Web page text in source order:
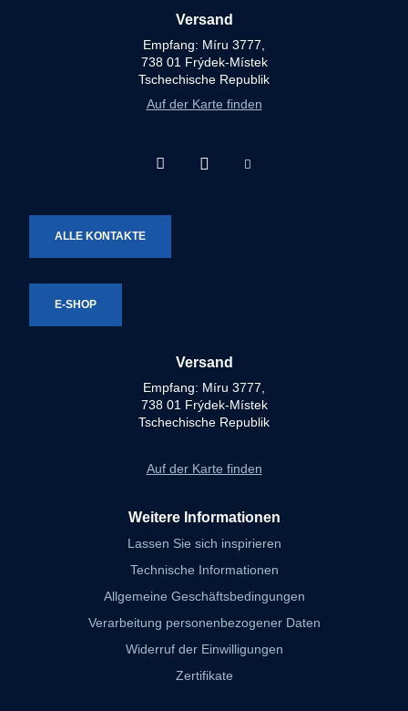
Versand
Empfang: Míru 3777,
738 01 Frýdek-Místek
Tschechische Republik
Auf der Karte finden
ALLE KONTAKTE
E-SHOP
Versand
Empfang: Míru 3777,
738 01 Frýdek-Místek
Tschechische Republik
Auf der Karte finden
Weitere Informationen
Lassen Sie sich inspirieren
Technische Informationen
Allgemeine Geschäftsbedingungen
Verarbeitung personenbezogener Daten
Widerruf der Einwilligungen
Zertifikate